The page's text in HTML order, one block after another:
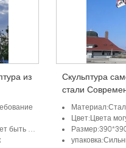
из
Скульптура
стали
металлическая
Наружная
Цвет:Цвета